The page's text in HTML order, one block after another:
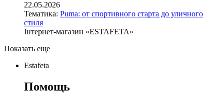
22.05.2026
Тематика: Puma: от спортивного старта до уличного
стиля
Інтернет-магазин «ESTAFETA»
Показать еще
Estafeta
Помощь